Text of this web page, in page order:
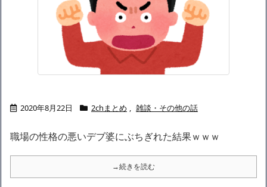
Powered by livedoor 相互RSS
2020年8月22日 2chまとめ , 雑談・その他の話
職場の性格の悪いデブ婆にぶちぎれた結果ｗｗｗ
→続きを読む